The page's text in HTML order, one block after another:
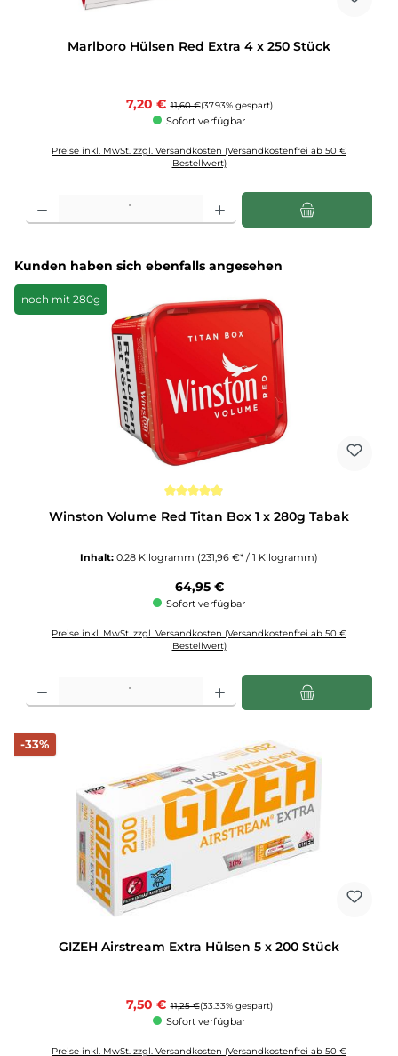
Marlboro Hülsen Red Extra 4 x 250 Stück
Verkaufspreis:
7,20 € Regulärer Preis:
11,60 €(37.93% gespart)
Sofort verfügbar
Preise inkl. MwSt. zzgl. Versandkosten (Versandkostenfrei ab 50 €
Bestellwert)
Produkt Anzahl: Gib den gewünschten Wert ein oder benutze die Schaltflächen
Produktgalerie überspringen
Kunden haben sich ebenfalls angesehen
noch mit 280g
Winston Volume Red Titan Box 1 x 280g Tabak
Inhalt: 0.28 Kilogramm (231,96 €* / 1 Kilogramm)
Regulärer Preis:
64,95 €
Sofort verfügbar
Preise inkl. MwSt. zzgl. Versandkosten (Versandkostenfrei ab 50 €
Bestellwert)
Produkt Anzahl: Gib den gewünschten Wert ein oder benutze die Schaltflächen
-33%Rabatt
GIZEH Airstream Extra Hülsen 5 x 200 Stück
Verkaufspreis:
7,50 € Regulärer Preis:
11,25 €(33.33% gespart)
Sofort verfügbar
Preise inkl. MwSt. zzgl. Versandkosten (Versandkostenfrei ab 50 €